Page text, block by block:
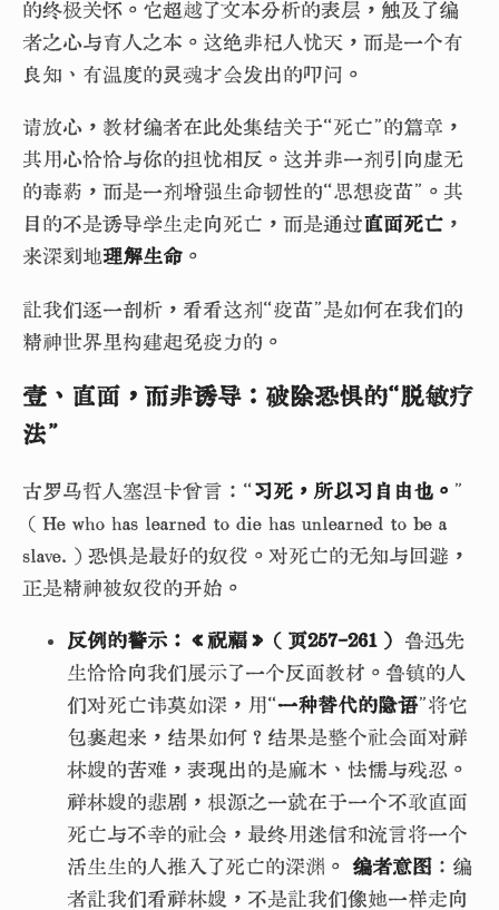
的终极关怀。它超越了文本分析的表层，触及了编
者之心与育人之本。这绝非杞人忧天，而是一个有
良知、有温度的灵魂才会发出的叩问。
请放心，教材编者在此处集结关于“死亡”的篇章，
其用心恰恰与你的担忧相反。这并非一剂引向虚无
的毒药，而是一剂增强生命韧性的“思想疫苗”。其
目的不是诱导学生走向死亡，而是通过直面死亡 ，
来深刻地理解生命 。
让我们逐一剖析，看看这剂“疫苗”是如何在我们的
精神世界里构建起免疫力的。
壹、直面，而非诱导：破除恐惧的“脱敏疗
法”
古罗马哲人塞涅卡曾言：“ 习死，所以习自由也。 ”
（He who has learned to die has unlearned to be a
slave.）恐惧是最好的奴役。对死亡的无知与回避，
正是精神被奴役的开始。
反例的警示：《祝福》（页257-261）
鲁迅先
生恰恰向我们展示了一个反面教材。鲁镇的人
们对死亡讳莫如深，用“一种替代的隐语”将它
包裹起来，结果如何？结果是整个社会面对祥
林嫂的苦难，表现出的是麻木、怯懦与残忍。
祥林嫂的悲剧，根源之一就在于一个不敢直面
死亡与不幸的社会，最终用迷信和流言将一个
活生生的人推入了死亡的深渊。 编者意图 ：编
者让我们看祥林嫂，不是让我们像她一样走向